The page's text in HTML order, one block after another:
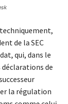
de la SEC
qui, dans le
déclarations de
la régulation